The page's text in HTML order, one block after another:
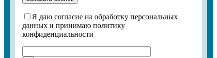
Я даю согласие на обработку персональных
данных и принимаю политику
конфиденциальности